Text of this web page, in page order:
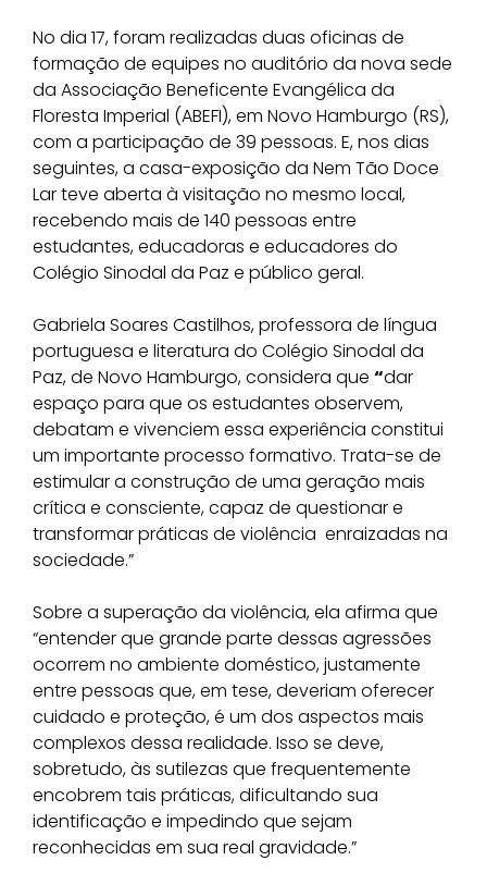
No dia 17, foram realizadas duas oficinas de
formação de equipes no auditório da nova sede
da Associação Beneficente Evangélica da
Floresta Imperial (ABEFI), em Novo Hamburgo (RS),
com a participação de 39 pessoas. E, nos dias
seguintes, a casa-exposição da Nem Tão Doce
Lar teve aberta à visitação no mesmo local,
recebendo mais de 140 pessoas entre
estudantes, educadoras e educadores do
Colégio Sinodal da Paz e público geral.
Gabriela Soares Castilhos, professora de língua
portuguesa e literatura do Colégio Sinodal da
Paz, de Novo Hamburgo, considera que “dar
espaço para que os estudantes observem,
debatam e vivenciem essa experiência constitui
um importante processo formativo. Trata-se de
estimular a construção de uma geração mais
crítica e consciente, capaz de questionar e
transformar práticas de violência enraizadas na
sociedade.”
Sobre a superação da violência, ela afirma que
“entender que grande parte dessas agressões
ocorrem no ambiente doméstico, justamente
entre pessoas que, em tese, deveriam oferecer
cuidado e proteção, é um dos aspectos mais
complexos dessa realidade. Isso se deve,
sobretudo, às sutilezas que frequentemente
encobrem tais práticas, dificultando sua
identificação e impedindo que sejam
reconhecidas em sua real gravidade.”